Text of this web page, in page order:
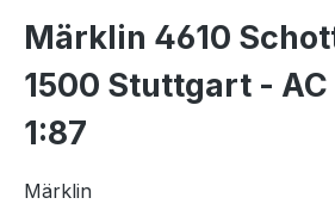
Märklin 4610
1500 Stuttgart - AC
1:87
Märklin